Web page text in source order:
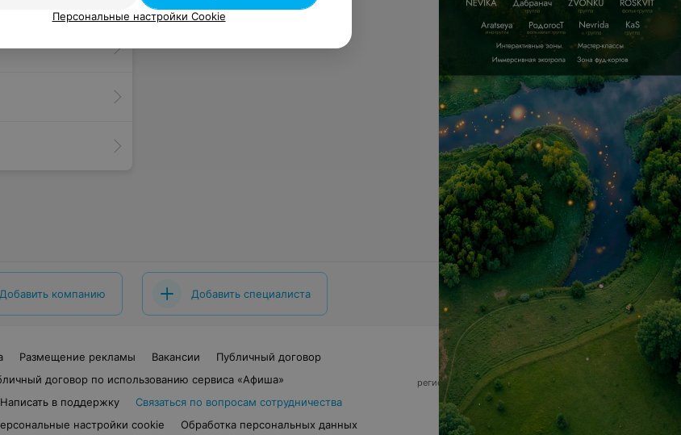
Добавить компанию Добавить специалиста
Размещение рекламы Вакансии
Публичный договор
договор по использованию сервиса «Афиша»
Написать в поддержку
Связаться по вопросам сотрудничества
настройки cookie Обработка персональных данных
© 2026 ООО «Артокс Лаб», УНП 191700409,
регистрирующий орган - Минский горисполком
220012, Республика Беларусь, г. Минск,
улица Толбухина, 2, пом. 16 | info@relax.by
Персональные настройки Cookie